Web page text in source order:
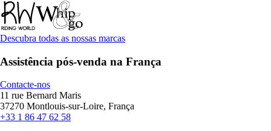
Descubra todas as nossas marcas
Assistência pós-venda na França
Contacte-nos
11 rue Bernard Maris
37270 Montlouis-sur-Loire, França
+33 1 86 47 62 58